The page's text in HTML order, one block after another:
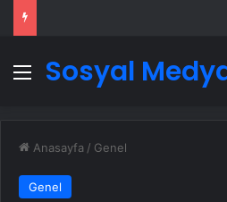
Menü
Sosyal
Anasayfa / Genel
Genel